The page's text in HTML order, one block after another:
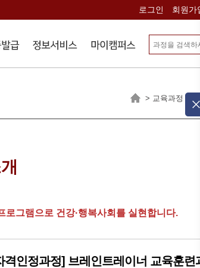
로그인 회원가
> 교육과정 > 브
그램으로 건강·행복사회를 실현합니다.
격인정과정] 브레인트레이너 교육훈련